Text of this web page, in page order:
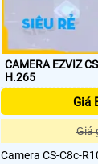
CAMERA EZVIZ
H.265
Giá
Giá
Camera CS-C8c-